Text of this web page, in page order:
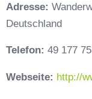
Adresse:
Deutschland
Telefon: 49 177
Webseite: http://